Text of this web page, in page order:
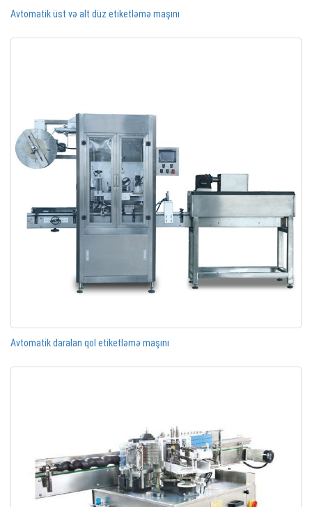
Avtomatik üst və alt düz etiketləmə maşını
Avtomatik daralan qol etiketləmə maşını